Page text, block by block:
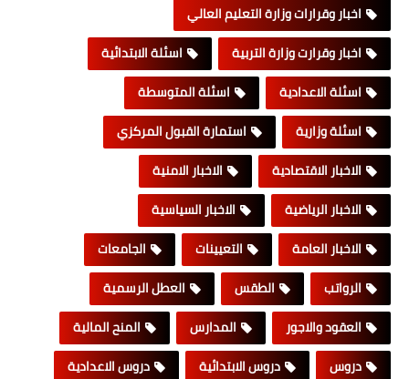
اخبار وقرارات وزارة التعليم العالي
اخبار وقرارت وزارة التربية
اسئلة الابتدائية
اسئلة الاعدادية
اسئلة المتوسطة
اسئلة وزارية
استمارة القبول المركزي
الاخبار الاقتصادية
الاخبار الامنية
الاخبار الرياضية
الاخبار السياسية
الاخبار العامة
التعيينات
الجامعات
الرواتب
الطقس
العطل الرسمية
العقود والاجور
المدارس
المنح المالية
دروس
دروس الابتدائية
دروس الاعدادية